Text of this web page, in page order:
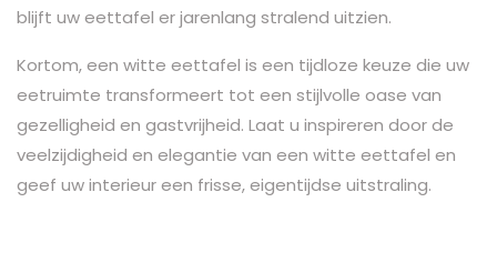
blijft uw eettafel er jarenlang stralend uitzien.
Kortom, een witte eettafel is een tijdloze keuze die uw
eetruimte transformeert tot een stijlvolle oase van
gezelligheid en gastvrijheid. Laat u inspireren door de
veelzijdigheid en elegantie van een witte eettafel en
geef uw interieur een frisse, eigentijdse uitstraling.